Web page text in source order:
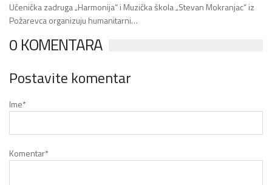
Učenička zadruga „Harmonija“ i Muzička škola „Stevan Mokranjac“ iz
Požarevca organizuju humanitarni…
0 KOMENTARA
Postavite komentar
Ime*
Komentar*